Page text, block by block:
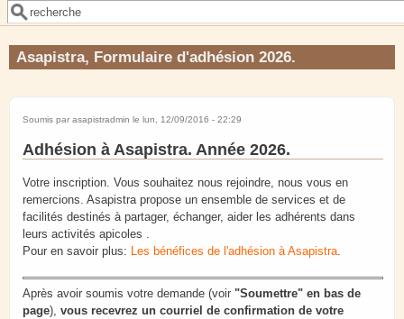
Formulaire de recherche
Rechercher
Asapistra, Formulaire d'adhésion 2026.
Soumis par asapistradmin le lun, 12/09/2016 - 22:29
Adhésion à Asapistra. Année 2026.
Votre inscription. Vous souhaitez nous rejoindre, nous vous en
remercions. Asapistra propose un ensemble de services et de
facilités destinés à partager, échanger, aider les adhérents dans
leurs activités apicoles .
Pour en savoir plus: Les bénéfices de l'adhésion à Asapistra
Après avoir soumis votre demande (voir "Soumettre" en bas de
page), vous recevrez un courriel de confirmation de votre